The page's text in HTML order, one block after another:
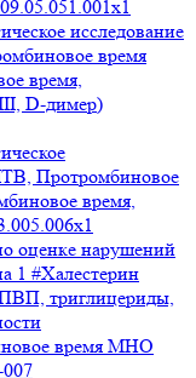
исследование
время
время,
D-димер)
Протромбиновое
время,
оценке нарушений
1 #Халестерин
триглицериды,
время МНО